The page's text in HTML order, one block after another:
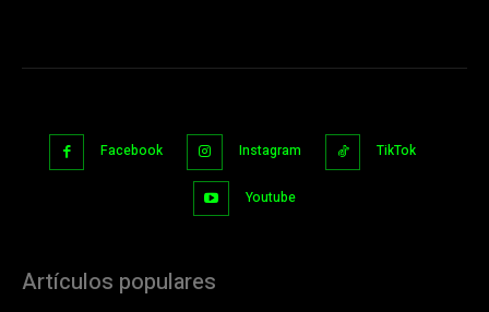
Facebook Instagram TikTok
Youtube
Artículos populares